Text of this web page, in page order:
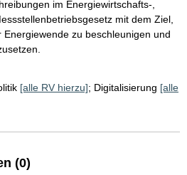
im Energiewirtschafts-,
mit dem Ziel,
Energiewende zu beschleunigen und
[alle RV hierzu]; Digitalisierung [alle
(0)